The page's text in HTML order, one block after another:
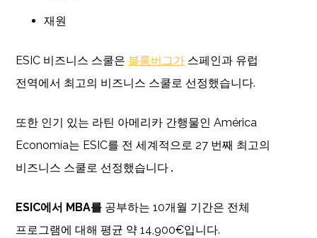
재원
ESIC 비즈니스 스쿨은 블룸버그가 스페인과 유럽
전역에서 최고의 비즈니스 스쿨로 선정했습니다.
또한 인기 있는 라틴 아메리카 간행물인 América
Economía는 ESIC를 전 세계적으로 27 번째 최고의
비즈니스 스쿨로 선정했습니다.
ESIC에서 MBA를 공부하는 10개월 기간은 전체
프로그램에 대해 평균 약 14,900€입니다.